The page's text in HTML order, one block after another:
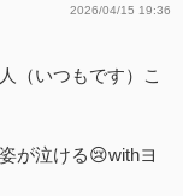
2026/04/15 19:36
（いつもです）こ
が泣ける😢withヨ